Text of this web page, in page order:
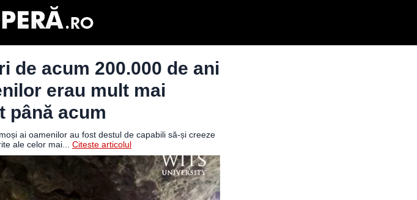
de acum 200.000 de ani
erau mult mai
până acum
ai oamenilor au fost destul de capabili să-și creeze
ale celor mai... Citeste articolul